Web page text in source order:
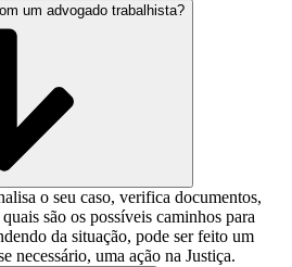
um advogado trabalhista?
o seu caso, verifica documentos,
são os possíveis caminhos para
da situação, pode ser feito um
necessário, uma ação na Justiça.